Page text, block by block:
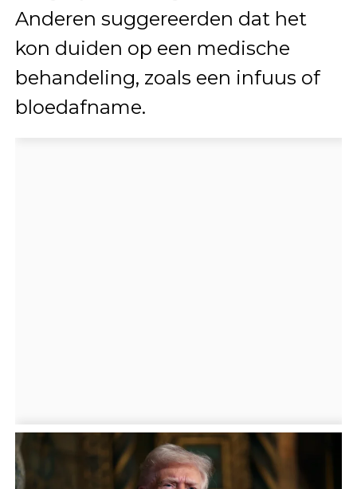
Anderen suggereerden dat het
kon duiden op een medische
behandeling, zoals een infuus of
bloedafname.